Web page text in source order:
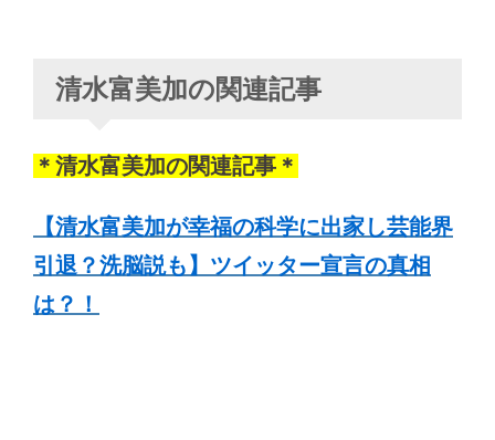
清水富美加の関連記事
＊清水富美加の関連記事＊
【清水富美加が幸福の科学に出家し芸能界
引退？洗脳説も】ツイッター宣言の真相
は？！